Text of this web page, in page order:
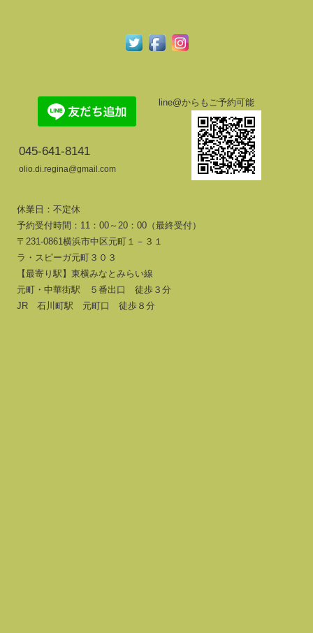
045-641-8141
olio.di.regina@gmail.com
line@からもご予約可能
休業日：不定休
予約受付時間：11：00～20：00（最終受付）
〒231-0861横浜市中区元町１－３１
ラ・スピーガ元町３０３
【最寄り駅】東横みなとみらい線
元町・中華街駅 ５番出口 徒歩３分
JR 石川町駅 元町口 徒歩８分